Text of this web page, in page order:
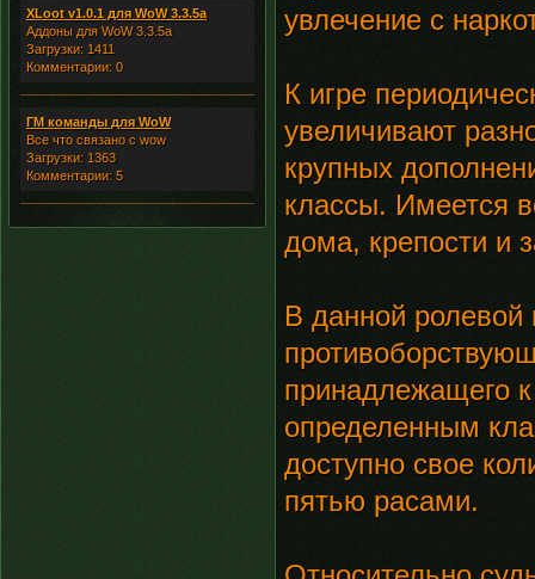
XLoot v1.0.1 для WoW 3.3.5a
Аддоны для WoW 3.3.5a
Загрузки: 1411
Комментарии: 0
ГМ команды для WoW
Все что связано с wow
Загрузки: 1363
Комментарии: 5
увлечение с
К игре
увеличивают
крупных
классы. Имеется
дома, крепости и
В данной
принадлежащего к
определенным
доступно свое
пятью расами.